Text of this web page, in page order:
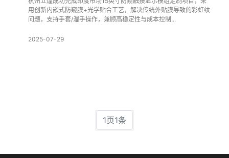
用创新内嵌式防窥膜+光学贴合工艺，解决传统外贴膜导致的彩虹纹
问题，支持手套/湿手操作，兼顾高稳定性与成本控制...
2025-07-29
1页1条